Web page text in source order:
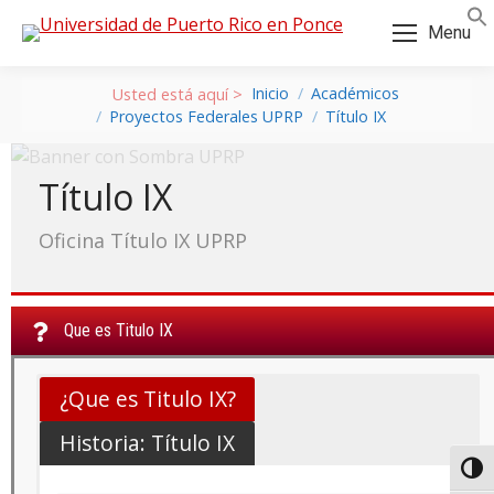
Menu
Inicio
Académicos
Proyectos Federales UPRP
Título IX
Título IX
Oficina Título IX UPRP
Que es Titulo IX
¿Que es Titulo IX?
Historia: Título IX